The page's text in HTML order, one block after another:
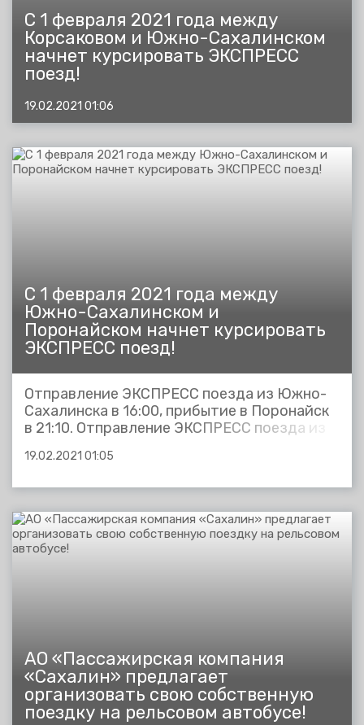
С 1 февраля 2021 года между
Корсаковом и Южно-Сахалинском
начнет курсировать ЭКСПРЕСС
поезд!
19.02.2021 01:06
С 1 февраля 2021 года между
Южно-Сахалинском и
Поронайском начнет курсировать
ЭКСПРЕСС поезд!
Отправление ЭКСПРЕСС поезда из Южно-
Сахалинска в 16:00, прибытие в Поронайск
в 21:10. Отправление ЭКСПРЕСС поезда из
Сахалинск в 10:47 Время в пути 5 часов 10
школьников и студентов (очной...
19.02.2021 01:05
АО «Пассажирская компания
«Сахалин» предлагает
организовать свою собственную
поездку на рельсовом автобусе!